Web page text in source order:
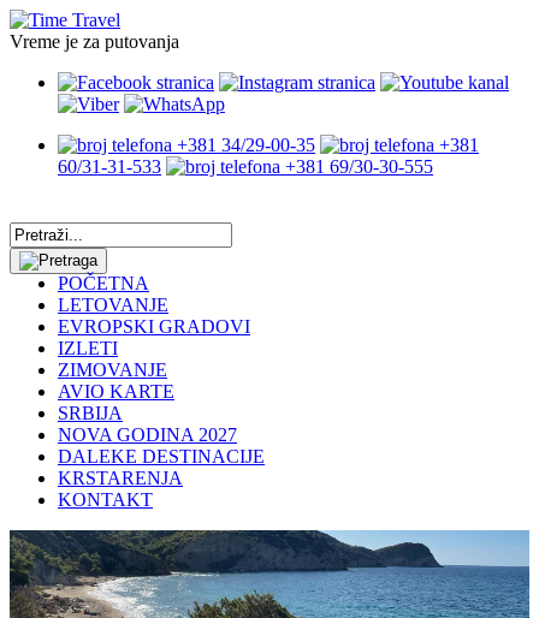
Vreme je za putovanja
+381 34/29-00-35
+381
60/31-31-533
+381 69/30-30-555
POČETNA
LETOVANJE
EVROPSKI GRADOVI
IZLETI
ZIMOVANJE
AVIO KARTE
SRBIJA
NOVA GODINA 2027
DALEKE DESTINACIJE
KRSTARENJA
KONTAKT